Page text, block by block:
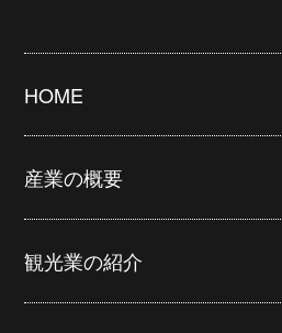
HOME
産業の概要
観光業の紹介